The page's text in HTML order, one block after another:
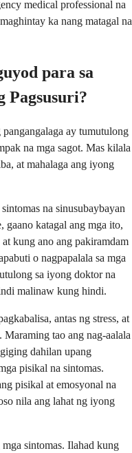
medical professional na
ka nang matagal na
para sa
Pagsusuri?
ay tumutulong
na mga sagot. Mas kilala
at mahalaga ang iyong
na sinusubaybayan
gaano katagal ang mga ito,
kung ano ang pakiramdam
o nagpapalala sa mga
sa iyong doktor na
malinaw kung hindi.
antas ng stress, at
Maraming tao ang nag-aalala
dahilan upang
pisikal na sintomas.
pisikal at emosyonal na
nila ang lahat ng iyong
sintomas. Ilahad kung